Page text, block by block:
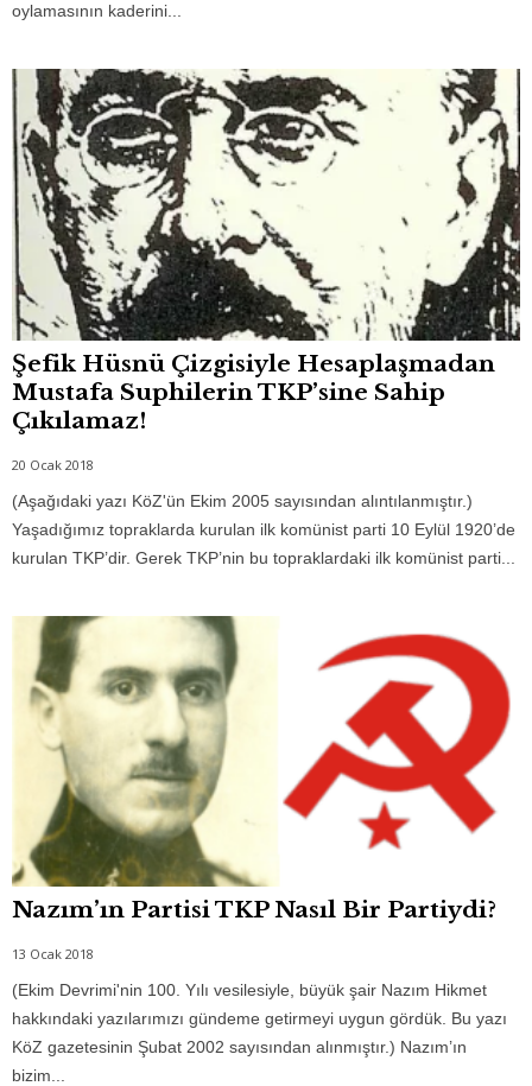
oylamasının kaderini...
Şefik Hüsnü Çizgisiyle Hesaplaşmadan
Mustafa Suphilerin TKP’sine Sahip
Çıkılamaz!
20 Ocak 2018
(Aşağıdaki yazı KöZ'ün Ekim 2005 sayısından alıntılanmıştır.)
Yaşadığımız topraklarda kurulan ilk komünist parti 10 Eylül 1920’de
kurulan TKP’dir. Gerek TKP’nin bu topraklardaki ilk komünist parti...
Nazım’ın Partisi TKP Nasıl Bir Partiydi?
13 Ocak 2018
(Ekim Devrimi'nin 100. Yılı vesilesiyle, büyük şair Nazım Hikmet
hakkındaki yazılarımızı gündeme getirmeyi uygun gördük. Bu yazı
KöZ gazetesinin Şubat 2002 sayısından alınmıştır.) Nazım’ın
bizim...